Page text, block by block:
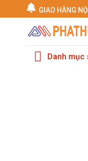
đến
GIAO HÀNG
Danh mục